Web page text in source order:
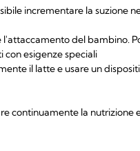
incrementare la suzione
del bambino.
con esigenze speciali
il latte e usare un
continuamente la nutrizione